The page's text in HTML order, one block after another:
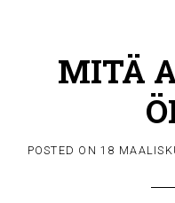
MITÄ
POSTED ON18